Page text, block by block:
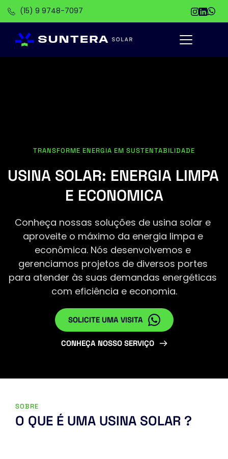
(15) 9 9748-7097
TRANSFORME ENERGIA EM SUSTENTABILIDADE
USINA SOLAR: ENERGIA LIMPA
E ECONOMICA
Conheça nossas soluções de usina solar e
aproveite o máximo da energia limpa e
econômica. Nós desenvolvemos e
gerenciamos projetos de diversos portes
para atender às suas demandas energéticas
com eficiência e economia.
SOLICITE UMA VISITA
CONHEÇA NOSSO SERVIÇO
SOBRE
O QUE É UMA USINA SOLAR ?